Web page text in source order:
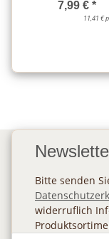
7,99 € *
11,41 €
Bitte senden
widerruflich